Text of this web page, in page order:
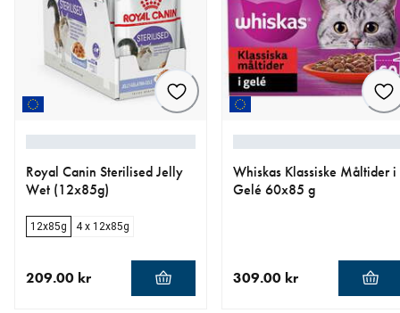
Royal Canin Sterilised Jelly
Wet (12x85g)
12x85g 4 x 12x85g
209.00 kr
Whiskas Klassiske Måltider i
Gelé 60x85 g
309.00 kr